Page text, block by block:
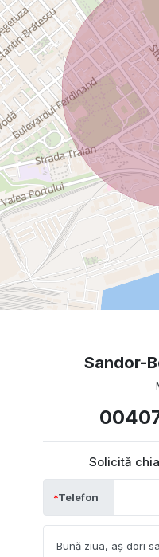
Sandor-
Solicită
Telefon